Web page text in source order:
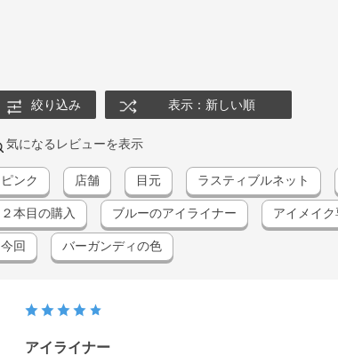
絞り込み 表示：新しい順
気になるレビューを表示
ピンク 店舗 目元 ラスティブルネット
２本目の購入 ブルーのアイライナー アイメイク
今回 バーガンディの色
アイライナー